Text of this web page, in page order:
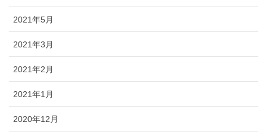
2021年5月
2021年3月
2021年2月
2021年1月
2020年12月